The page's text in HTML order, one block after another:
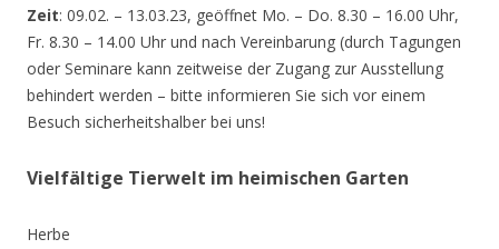
Zeit: 09.02. – 13.03.23, geöffnet Mo. – Do. 8.30 – 16.00 Uhr,
Fr. 8.30 – 14.00 Uhr und nach Vereinbarung (durch Tagungen
oder Seminare kann zeitweise der Zugang zur Ausstellung
behindert werden – bitte informieren Sie sich vor einem
Besuch sicherheitshalber bei uns!
Vielfältige Tierwelt im heimischen Garten
Herbe